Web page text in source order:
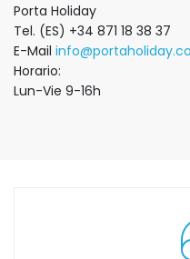
Porta Holiday
Tel. (ES) +34 871 18 38 37
E-Mail
Horario:
Lun-Vie 9-16h